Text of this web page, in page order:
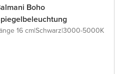
Boho
16 cm|Schwarz|3000-5000K